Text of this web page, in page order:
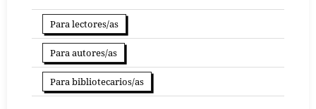
Para lectores/as
Para autores/as
Para bibliotecarios/as